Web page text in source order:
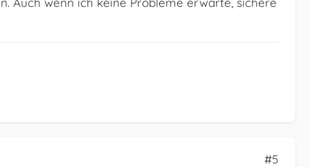
#5